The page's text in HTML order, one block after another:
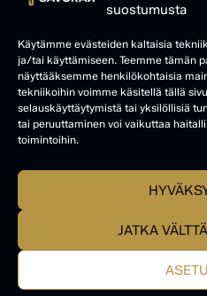
suostumusta
Käytämme evästeiden kaltaisia
ja/tai käyttämiseen. Teemme tämän
näyttääksemme henkilökohtaisia
tekniikoihin voimme käsitellä tällä
selauskäyttäytymistä tai yksilöllisiä
tai peruuttaminen voi vaikuttaa
toimintoihin.
JATKA
©